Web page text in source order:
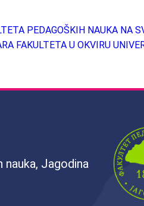
PEDAGOŠKIH NAUKA NA
FAKULTETA U OKVIRU
Jagodina